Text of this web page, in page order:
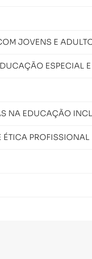
JOVENS E
ESPECIAL
NA EDUCAÇÃO
ÉTICA PROFISSIONAL